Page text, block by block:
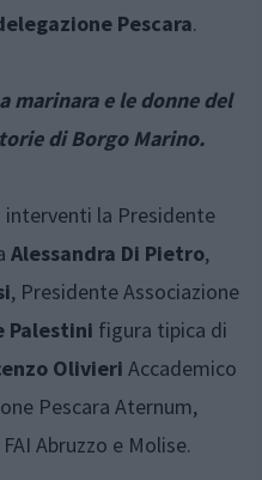
Pescara.
marinara e le donne del
di Borgo Marino.
interventi la Presidente
Alessandra Di Pietro,
, Presidente Associazione
Palestini figura tipica di
Olivieri Accademico
Pescara Aternum,
Abruzzo e Molise.